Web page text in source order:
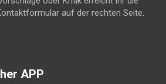
auf der rechten Seite.
APP